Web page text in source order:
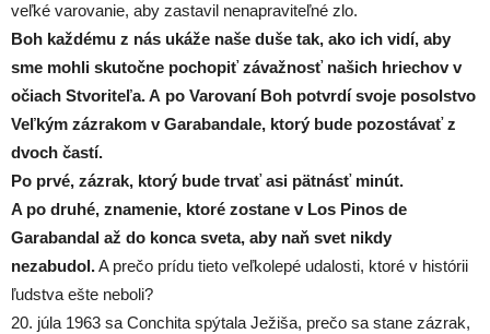
veľké varovanie, aby zastavil nenapraviteľné zlo.
Boh každému z nás ukáže naše duše tak, ako ich vidí, aby
sme mohli skutočne pochopiť závažnosť našich hriechov v
očiach Stvoriteľa. A po Varovaní Boh potvrdí svoje posolstvo
Veľkým zázrakom v Garabandale, ktorý bude pozostávať z
dvoch častí.
Po prvé, zázrak, ktorý bude trvať asi pätnásť minút.
A po druhé, znamenie, ktoré zostane v Los Pinos de
Garabandal až do konca sveta, aby naň svet nikdy
nezabudol.A prečo prídu tieto veľkolepé udalosti, ktoré v histórii
ľudstva ešte neboli?
20. júla 1963 sa Conchita spýtala Ježiša, prečo sa stane zázrak,